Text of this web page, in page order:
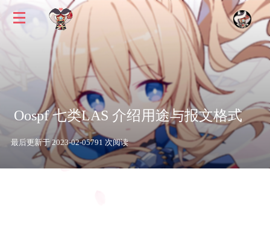
Oospf 七类LAS 介绍用途与报文格式
最后更新于 2023-02-05791 次阅读